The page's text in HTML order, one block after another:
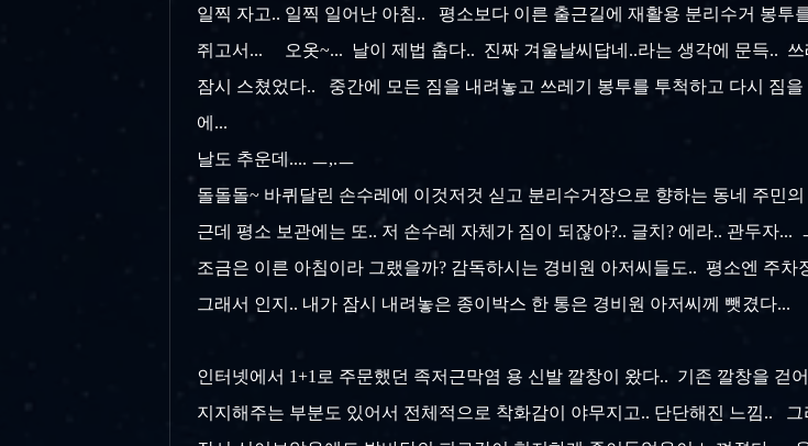
일찍 자고.. 일찍 일어난 아침.. 평소보다 이른 출근길에 재활용 분리수거 봉투
쥐고서... 오옷~... 날이 제법 춥다.. 진짜 겨울날씨답네..라는 생각에 문득.. 쓰
잠시 스쳤었다.. 중간에 모든 짐을 내려놓고 쓰레기 봉투를 투척하고 다시 짐
에...
날도 추운데.... ㅡ,.ㅡ
돌돌돌~ 바퀴달린 손수레에 이것저것 싣고 분리수거장으로 향하는 동네 주민
근데 평소 보관에는 또.. 저 손수레 자체가 짐이 되잖아?.. 글치? 에라.. 관두자
조금은 이른 아침이라 그랬을까? 감독하시는 경비원 아저씨들도.. 평소엔 주
그래서 인지.. 내가 잠시 내려놓은 종이박스 한 통은 경비원 아저씨께 뺏겼다
인터넷에서 1+1로 주문했던 족저근막염 용 신발 깔창이 왔다.. 기존 깔창을
지지해주는 부분도 있어서 전체적으로 착화감이 야무지고.. 단단해진 느낌..